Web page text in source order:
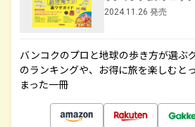
2024.11.26 発売
バンコクのプロと地球の歩き方が選ぶ
のランキングや、お得に旅を楽しむと
まった一冊